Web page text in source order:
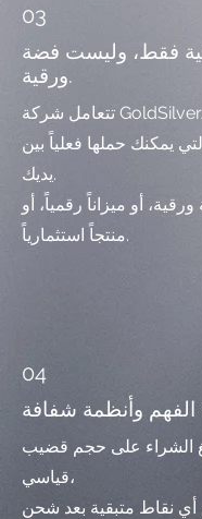
03
فقط، وليست فضة
ورقية.
تتعامل شركة GoldSilverJapan فقط مع
يمكنك حملها فعلياً بين
يديك.
أو ميزاناً رقمياً، أو
منتجاً استثمارياً.
04
وأنظمة شفافة
الشراء على حجم قضيب
قياسي،
أي نقاط متبقية بعد شحن